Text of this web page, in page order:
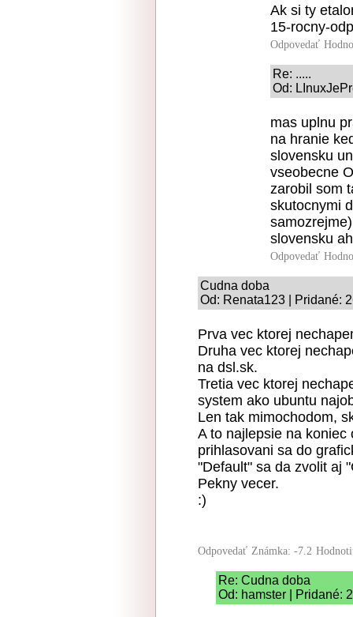
Ak si ty
15-rocny-
Odpovedať
Re: .....
Od:
mas uplnu
na hranie
slovensku
vseobecne
zarobil som
skutocnymi
slovensku
Odpovedať
Cudna doba
Od: Renata123 | Pridané:
Prva vec ktorej
Druha vec ktorej
na dsl.sk.
Tretia vec ktorej
system ako ubuntu
Len tak mimochodom,
A to najlepsie na
prihlasovani sa do
"Default" sa da zvolit aj
Pekny vecer.
:)
Odpovedať Známka: -7.2
Re: Cudna doba
Od: hamster | Pridané: